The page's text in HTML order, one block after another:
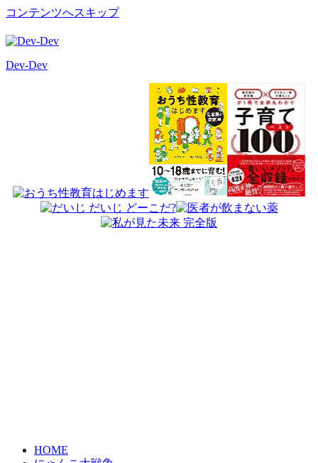
コンテンツへスキップ
Dev-Dev
HOME